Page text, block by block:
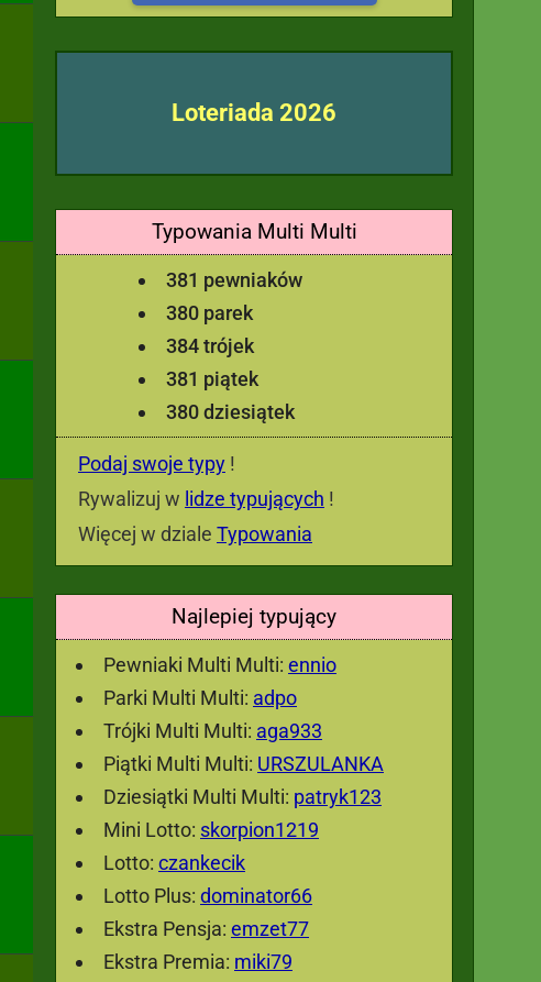
Loteriada 2026
Typowania Multi Multi
381 pewniaków
380 parek
384 trójek
381 piątek
380 dziesiątek
Podaj swoje typy !
Rywalizuj w lidze typujących !
Więcej w dziale Typowania
Najlepiej typujący
Pewniaki Multi Multi: ennio
Parki Multi Multi: adpo
Trójki Multi Multi: aga933
Piątki Multi Multi: URSZULANKA
Dziesiątki Multi Multi: patryk123
Mini Lotto: skorpion1219
Lotto: czankecik
Lotto Plus: dominator66
Ekstra Pensja: emzet77
Ekstra Premia: miki79